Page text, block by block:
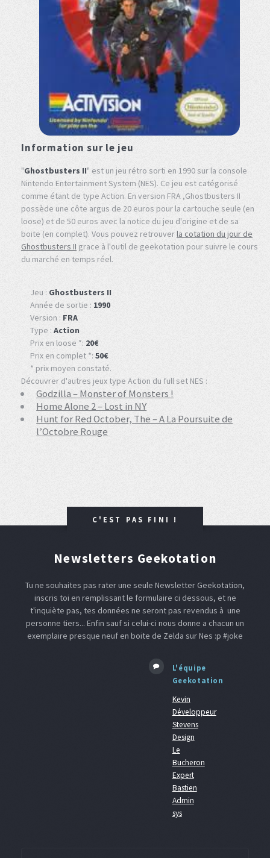
Information sur le jeu
"Ghostbusters II" est un jeu rétro sorti en 1990 sur la console
Nintendo Entertainment System (NES). Ce jeu est catégorisé
comme étant de type Action. En version FRA ,Ghostbusters II
possède une côte argus de 20 euros pour la cartouche seule (en
loose) et de 50 euros avec la notice du jeu d'origine et de sa
boite (en complet). Vous pouvez retrouverla cotation du jour de
Ghostbusters II grace à l'outil de geekotation pour suivre le cours
du marché en temps réel.
Jeu : Ghostbusters II
Année de sortie : 1990
Version : FRA
Type : Action
Prix en loose *: 20€
Prix en complet *: 50€
* prix moyen constaté.
Découvrer d'autres jeux type Action du full set NES :
Godzilla – Monster of Monsters !
Home Alone 2 – Lost in NY
Hunt for Red October, The – A La Poursuite de
l’Octobre Rouge
C'EST PAS FINI !
Newsletters Geekotation
Tu ne souhaites pas rater une seule Newsletter Geekotation,
inscris toi en remplissant le formulaire ci dessous, et ne
t'inquiète pas, tes données ne seront pas revendus à une
personne tiers... Enfin sauf si celui-ci nous donne a chacun un
exemplaire presque neuf en boite de Zelda sur Nes :p #joke
L'équipe
Geekotation
Kevin
Développeur
Stevens
Design
Le
Bucheron
Expert
Bastien
Admin
sys